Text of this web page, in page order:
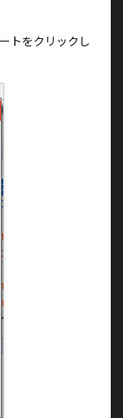
トをクリックし